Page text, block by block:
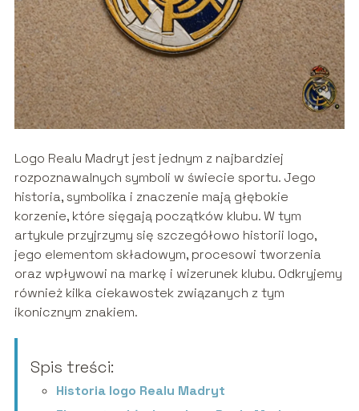
Logo Realu Madryt jest jednym z najbardziej
rozpoznawalnych symboli w świecie sportu. Jego
historia, symbolika i znaczenie mają głębokie
korzenie, które sięgają początków klubu. W tym
artykule przyjrzymy się szczegółowo historii logo,
jego elementom składowym, procesowi tworzenia
oraz wpływowi na markę i wizerunek klubu. Odkryjemy
również kilka ciekawostek związanych z tym
ikonicznym znakiem.
Spis treści:
Historia logo Realu Madryt